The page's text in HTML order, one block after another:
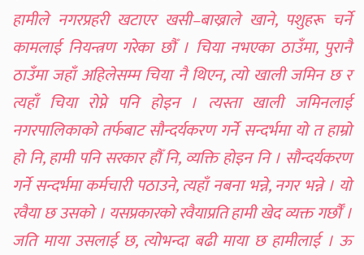
हामीले नगरप्रहरी खटाएर खसी–बाख्राले खाने, पशुहरू चर्ने
कामलाई नियन्त्रण गरेका छौँ । चिया नभएका ठाउँमा, पुरानै
ठाउँमा जहाँ अहिलेसम्म चिया नै थिएन, त्यो खाली जमिन छ र
त्यहाँ चिया रोप्ने पनि होइन । त्यस्ता खाली जमिनलाई
नगरपालिकाको तर्फबाट सौन्दर्यकरण गर्ने सन्दर्भमा यो त हाम्रो
हो नि, हामी पनि सरकार हौँ नि, व्यक्ति होइन नि । सौन्दर्यकरण
गर्ने सन्दर्भमा कर्मचारी पठाउने, त्यहाँ नबना भन्ने, नगर भन्ने । यो
रवैया छ उसको । यसप्रकारको रवैयाप्रति हामी खेद व्यक्त गर्छौँ ।
जति माया उसलाई छ, त्योभन्दा बढी माया छ हामीलाई । ऊ